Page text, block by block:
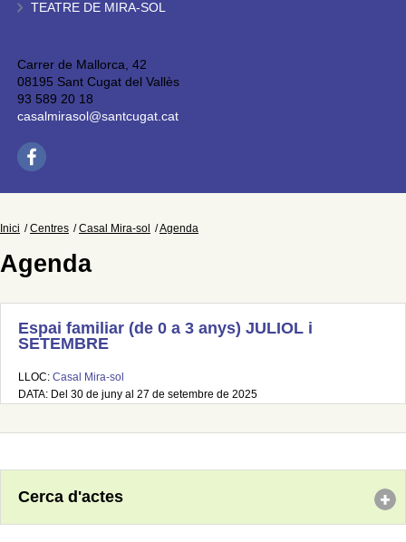
TEATRE DE MIRA-SOL
Carrer de Mallorca, 42
08195 Sant Cugat del Vallès
93 589 20 18
casalmirasol@santcugat.cat
Inici Centres Casal Mira-sol Agenda
Agenda
Espai familiar (de 0 a 3 anys) JULIOL i
SETEMBRE
LLOC: Casal Mira-sol
DATA: Del 30 de juny al 27 de setembre de 2025
Cerca d'actes